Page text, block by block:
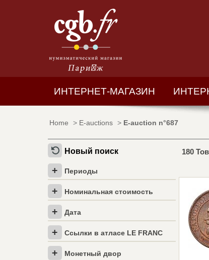
ИНТЕРНЕТ-МАГАЗИН
Home > E-auctions > E-auction n°687
Новый поиск
Периоды
Номинальная стоимость
Дата
Ссылки в атласе LE FRANC
Монетный двор
180